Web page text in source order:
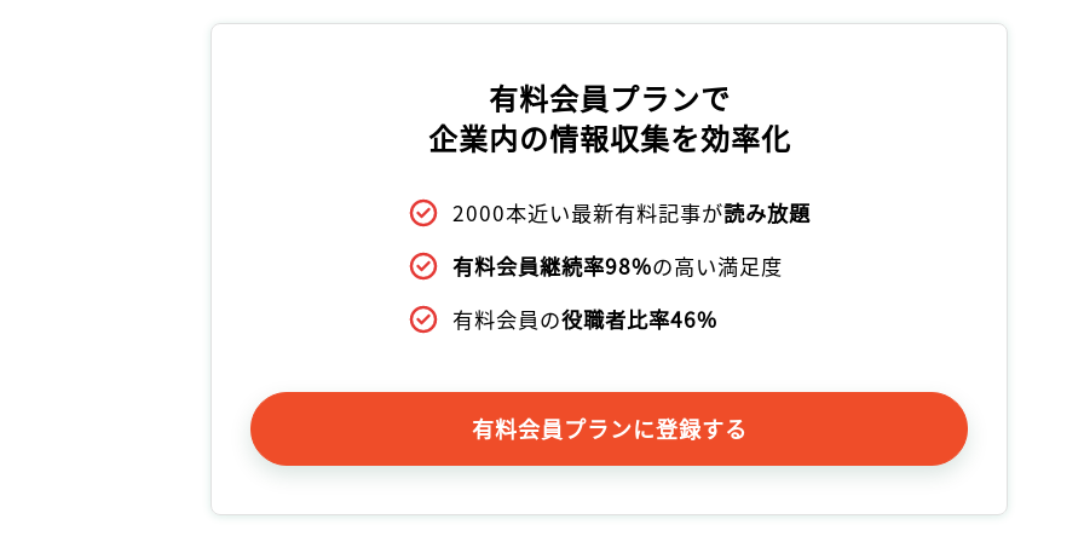
有料会員プランで
企業内の情報収集を効率化
2000本近い最新有料記事が読み放題
有料会員継続率98%の高い満足度
有料会員の役職者比率46%
有料会員プランに登録する
記事をお気に入りに保存するには
ログイン